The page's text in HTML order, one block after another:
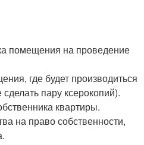
помещения на проведение
где будет производиться
пару ксерокопий).
квартиры.
на право собственности,